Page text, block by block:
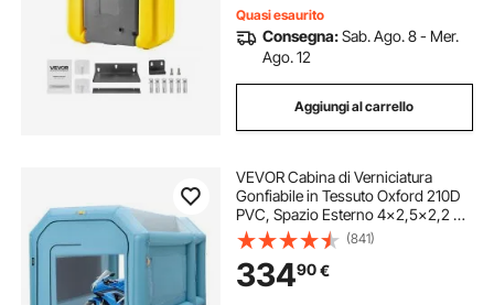
Quasi esaurito
Consegna:Sab. Ago. 8 - Mer.
Ago. 12
Aggiungi al carrello
VEVOR Cabina di Verniciatura
Gonfiabile in Tessuto Oxford 210D
PVC, Spazio Esterno 4x2,5x2,2 m
e Spazio Interna 3,6x1,7x1,8 m di
Tenda di Vernice Gonfiabile della
Cabina in Blu per Auto o
Campeggio
(841)
33490€